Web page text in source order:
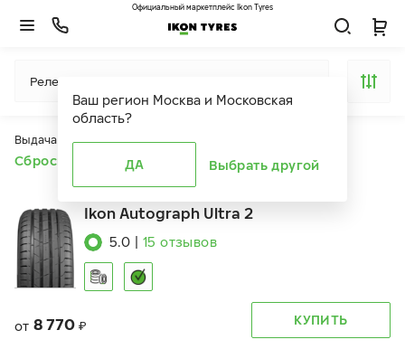
Ваш регион Москва и Московская
область?
ДА Выбрать другой
Официальный маркетплейс Ikon Tyres
Релевантность
Выдача продуктов ограничена действием фильтров
Сбросить все фильтры
Ikon Autograph Ultra 2
5.0 15 отзывов
от 8 770 ₽ КУПИТЬ